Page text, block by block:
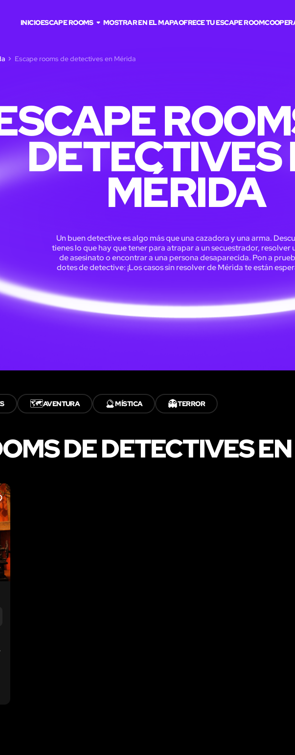
INICIOESCAPE ROOMS MOSTRAR EN EL MAPAOFRECE TU ESCAPE ROOM
Escape rooms de detectives en Mérida
DETECTIVES
MÉRIDA
Un buen detective es algo más que una cazadora y una arma.
tienes lo que hay que tener para atrapar a un secuestrador, resolver
de asesinato o encontrar a una persona desaparecida. Pon a
dotes de detective: ¡Los casos sin resolver de Mérida te están
🗺️AVENTURA 🔮MÍSTICA 👻TERROR
DE DETECTIVES